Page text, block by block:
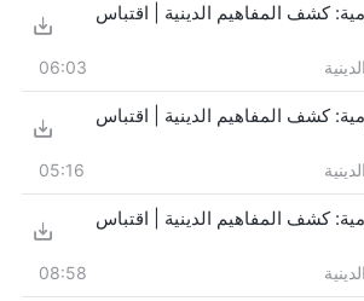
كشف المفاهيم الدينية | اقتباس
06:03
كشف المفاهيم الدينية | اقتباس
05:16
كشف المفاهيم الدينية | اقتباس
08:58